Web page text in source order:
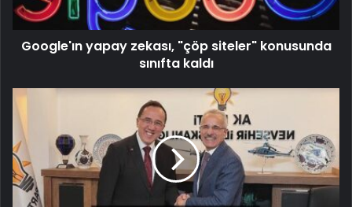
Google'ın yapay zekası, "çöp siteler" konusunda
sınıfta kaldı